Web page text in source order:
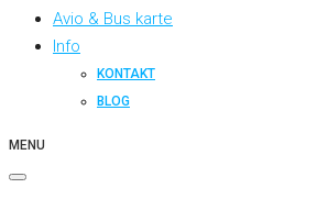
Avio & Bus karte
Info
KONTAKT
BLOG
MENU